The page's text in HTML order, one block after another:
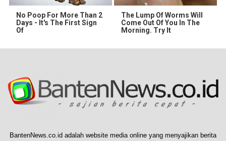
No Poop For More Than 2
Days - It's The First Sign
Of
The Lump Of Worms Will
Come Out Of You In The
Morning. Try It
BantenNews.co.id adalah website media online yang menyajikan berita